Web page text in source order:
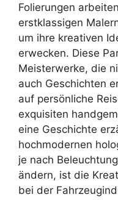
Folierungen
erstklassigen
um ihre kreativen
erwecken. Diese
Meisterwerke, die
auch Geschichten
auf persönliche
exquisiten
eine Geschichte
hochmodernen
je nach
ändern, ist die
bei der